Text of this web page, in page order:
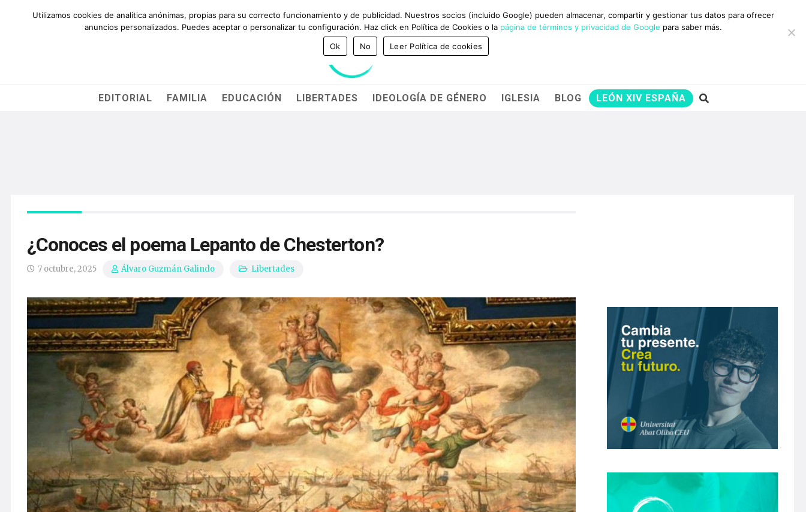
QUIÉNES SOMOS AYÚDANOS SUSCRÍBETE CONTACTO GANADORES DEL PREMIO BRAVO Y CADENA 100
10 RAZONES PARA
AYUDARNOS
EDITORIAL FAMILIA EDUCACIÓN LIBERTADES IDEOLOGÍA DE GÉNERO IGLESIA BLOG LEÓN XIV ESPAÑA
¿Conoces el poema Lepanto de Chesterton?
7 octubre, 2025 Álvaro Guzmán Galindo Libertades
Utilizamos cookies de analítica anónimas, propias para su correcto funcionamiento y de publicidad. Nuestros socios (incluido Google) pueden almacenar, compartir y gestionar tus datos para ofrecer
anuncios personalizados. Puedes aceptar o personalizar tu configuración. Haz click en Política de Cookies o la página de términos y privacidad de Google para saber más.
Ok
No Leer Política de cookies